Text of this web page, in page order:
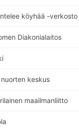
köyhää -verkosto
Diakonialaitos
keskus
maailmanliitto